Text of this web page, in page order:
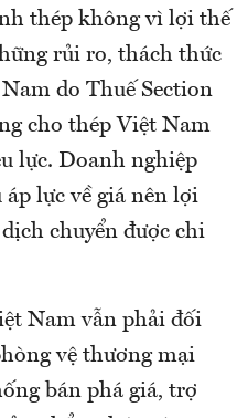
thép không vì lợi thế
rủi ro, thách thức
do Thuế Section
cho thép Việt Nam
lực. Doanh nghiệp
lực về giá nên lợi
chuyển được chi
Nam vẫn phải đối
vệ thương mại
bán phá giá, trợ